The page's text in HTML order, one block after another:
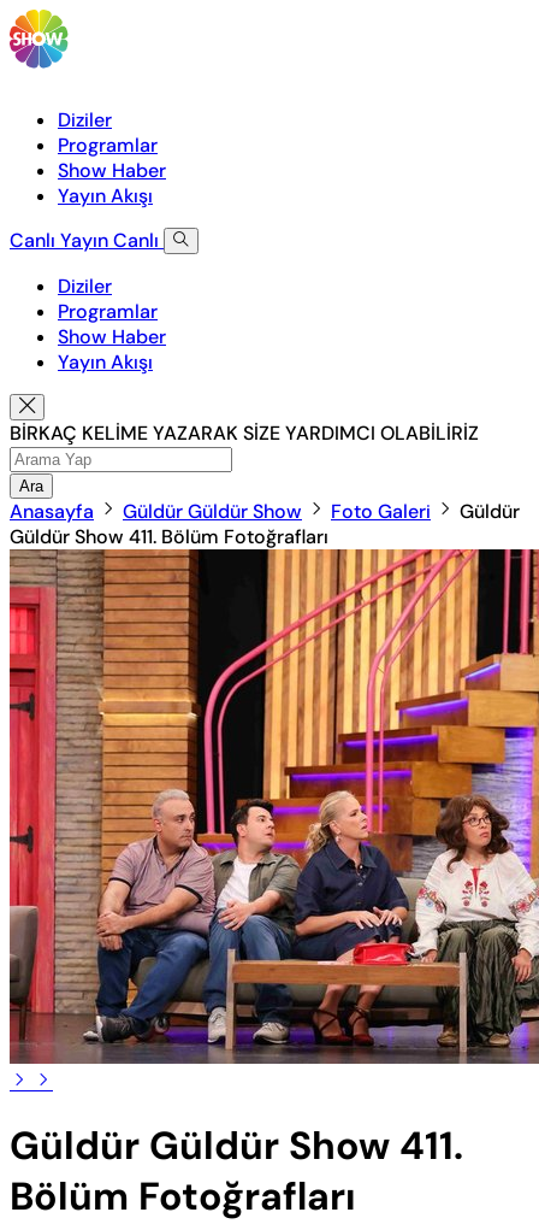
Diziler
Programlar
Show Haber
Yayın Akışı
Canlı YayınCanlı
Diziler
Programlar
Show Haber
Yayın Akışı
BİRKAÇ KELİME YAZARAK SİZE YARDIMCI OLABİLİRİZ
Ara
Anasayfa Güldür Güldür Show Foto Galeri
Güldür
Güldür Show 411. Bölüm Fotoğrafları
Güldür Güldür Show 411.
Bölüm Fotoğrafları